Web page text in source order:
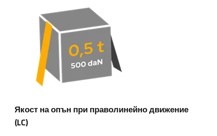
Якост на опън при праволинейно движение
(LC)